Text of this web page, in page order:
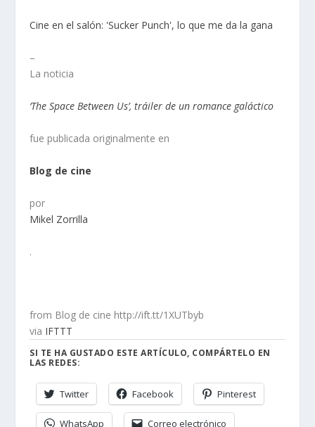
Cine en el salón: 'Sucker Punch', lo que me da la gana
–
La noticia
‘The Space Between Us’, tráiler de un romance galáctico
fue publicada originalmente en
Blog de cine
por
Mikel Zorrilla
.
from Blog de cine http://ift.tt/1XUTbyb
via IFTTT
SI TE HA GUSTADO ESTE ARTÍCULO, COMPÁRTELO EN
LAS REDES:
Twitter Facebook Pinterest
WhatsApp Correo electrónico